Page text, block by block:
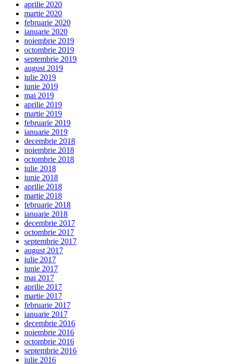
aprilie 2020
martie 2020
februarie 2020
ianuarie 2020
noiembrie 2019
octombrie 2019
septembrie 2019
august 2019
iulie 2019
iunie 2019
mai 2019
aprilie 2019
martie 2019
februarie 2019
ianuarie 2019
decembrie 2018
noiembrie 2018
octombrie 2018
iulie 2018
iunie 2018
aprilie 2018
martie 2018
februarie 2018
ianuarie 2018
decembrie 2017
octombrie 2017
septembrie 2017
august 2017
iulie 2017
iunie 2017
mai 2017
aprilie 2017
martie 2017
februarie 2017
ianuarie 2017
decembrie 2016
noiembrie 2016
octombrie 2016
septembrie 2016
iulie 2016